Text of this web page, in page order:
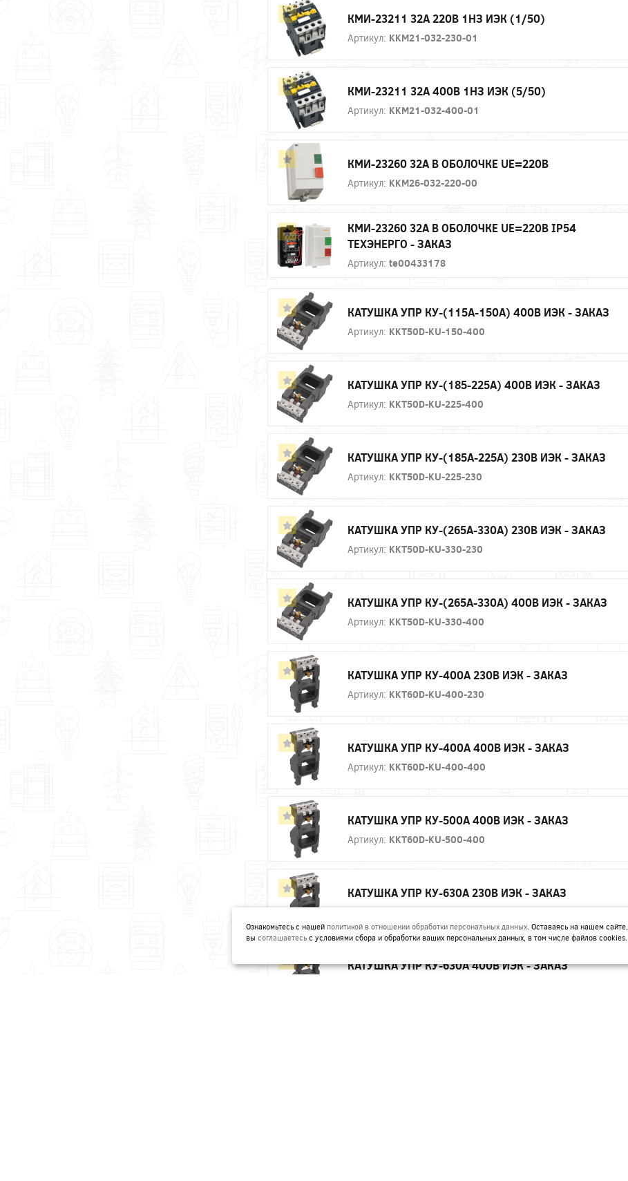
КМИ-23211 32А 220В 1НЗ ИЭК (1/50)
Артикул: KKM21-032-230-01
КМИ-23211 32А 400В 1НЗ ИЭК (5/50)
Артикул: KKM21-032-400-01
КМИ-23260 32А В ОБОЛОЧКЕ UE=220В
Артикул: KKM26-032-220-00
КМИ-23260 32А В ОБОЛОЧКЕ UE=220В IP54
ТЕХЭНЕРГО - ЗАКАЗ
Артикул: te00433178
КАТУШКА УПР КУ-(115А-150А) 400В ИЭК - ЗАКАЗ
Артикул: KKT50D-KU-150-400
КАТУШКА УПР КУ-(185-225А) 400В ИЭК - ЗАКАЗ
Артикул: KKT50D-KU-225-400
КАТУШКА УПР КУ-(185А-225А) 230В ИЭК - ЗАКАЗ
Артикул: KKT50D-KU-225-230
КАТУШКА УПР КУ-(265А-330А) 230В ИЭК - ЗАКАЗ
Артикул: KKT50D-KU-330-230
КАТУШКА УПР КУ-(265А-330А) 400В ИЭК - ЗАКАЗ
Артикул: KKT50D-KU-330-400
КАТУШКА УПР КУ-400А 230В ИЭК - ЗАКАЗ
Артикул: KKT60D-KU-400-230
КАТУШКА УПР КУ-400А 400В ИЭК - ЗАКАЗ
Артикул: KKT60D-KU-400-400
КАТУШКА УПР КУ-500А 400В ИЭК - ЗАКАЗ
Артикул: KKT60D-KU-500-400
КАТУШКА УПР КУ-630А 230В ИЭК - ЗАКАЗ
КАТУШКА УПР КУ-630А 400В ИЭК - ЗАКАЗ
Ознакомьтесь с нашей политикой в отношении обработки персональных данных. Оставаясь на нашем сайте,
вы соглашаетесь с условиями сбора и обработки ваших персональных данных, в том числе файлов cookies.